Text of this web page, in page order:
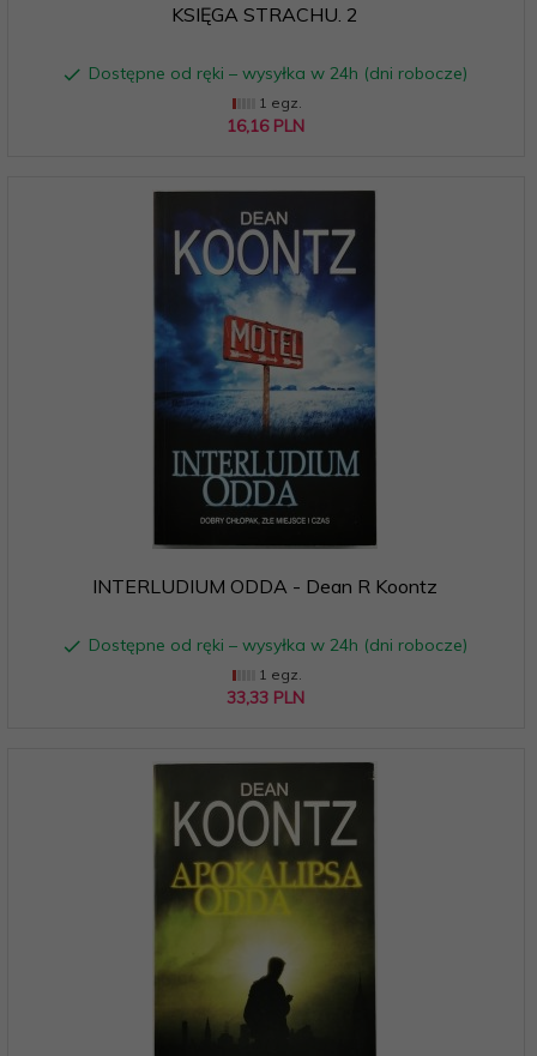
KSIĘGA STRACHU. 2
Dostępne od ręki – wysyłka w 24h (dni robocze)
1 egz.
16,16 PLN
INTERLUDIUM ODDA - Dean R Koontz
Dostępne od ręki – wysyłka w 24h (dni robocze)
1 egz.
33,33 PLN